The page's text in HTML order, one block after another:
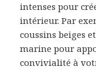
intenses pour
intérieur. Par
coussins beiges
marine pour
convivialité à